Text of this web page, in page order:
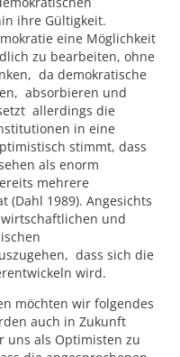
ihre Gültigkeit.
eine Möglichkeit
zu bearbeiten, ohne
da demokratische
absorbieren und
allerdings die
in eine
stimmt, dass
als enorm
mehrere
1989). Angesichts
und
dass sich die
wird.
möchten wir folgendes
auch in Zukunft
uns als Optimisten zu